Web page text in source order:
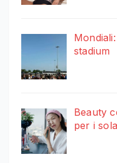
stadium
Beauty
per i